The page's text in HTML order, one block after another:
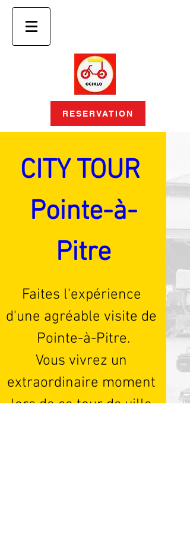
RESERVATION
CITY TOUR
Pointe-à-
Pitre
Faites l'expérience
d'une agréable visite de
Pointe-à-Pitre.
Vous vivrez un
extraordinaire moment
lors de ce tour de ville